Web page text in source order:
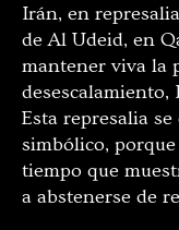
Irán, en
de Al Udeid, en
mantener viva la
desescalamiento,
Esta represalia
simbólico,
tiempo que
a abstenerse de